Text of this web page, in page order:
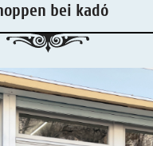
bei kadó